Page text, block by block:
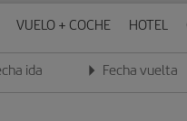
VUELO + COCHE HOTEL
ida
la fecha en formato día/mes/
Fecha vuelta
Introduce la fecha